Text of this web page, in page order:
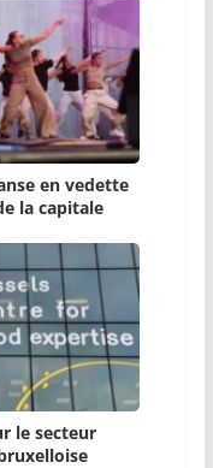
en vedette
la capitale
le secteur